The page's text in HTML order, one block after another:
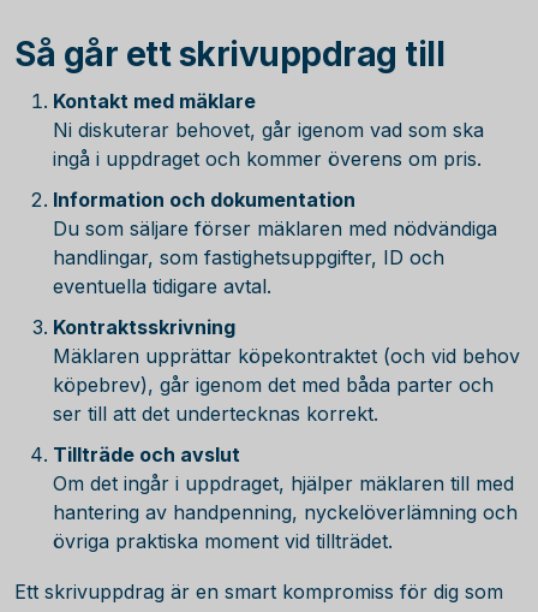
Så går ett skrivuppdrag till
Kontakt med mäklare
Ni diskuterar behovet, går igenom vad som ska
ingå i uppdraget och kommer överens om pris.
Information och dokumentation
Du som säljare förser mäklaren med nödvändiga
handlingar, som fastighetsuppgifter, ID och
eventuella tidigare avtal.
Kontraktsskrivning
Mäklaren upprättar köpekontraktet (och vid behov
köpebrev), går igenom det med båda parter och
ser till att det undertecknas korrekt.
Tillträde och avslut
Om det ingår i uppdraget, hjälper mäklaren till med
hantering av handpenning, nyckelöverlämning och
övriga praktiska moment vid tillträdet.
Ett skrivuppdrag är en smart kompromiss för dig som